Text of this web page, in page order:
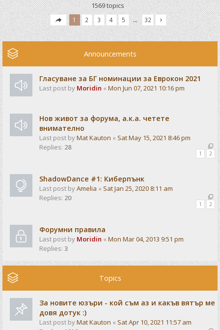
1569 topics
1 2 3 4 5 … 32
Announcements
Гласуване за БГ номинации за Еврокон 2021
Last post by Moridin « Mon Jun 07, 2021 10:16 pm
Нов живот за форума, а.к.а. четете
внимателно
Last post byMat Kauton « Sat May 15, 2021 8:46 pm
Replies: 28
1 2
ShadowDance #1: Киберпънк
Last post byAmelia « Sat Jan 25, 2020 8:11 am
Replies: 20
1 2
Форумни правила
Last post by Moridin « Mon Mar 04, 2013 9:51 pm
Replies: 3
Topics
За новите юзъри - кой съм аз и какъв вятър ме
довя дотук :)
Last post byMat Kauton « Sat Apr 10, 2021 11:57 am